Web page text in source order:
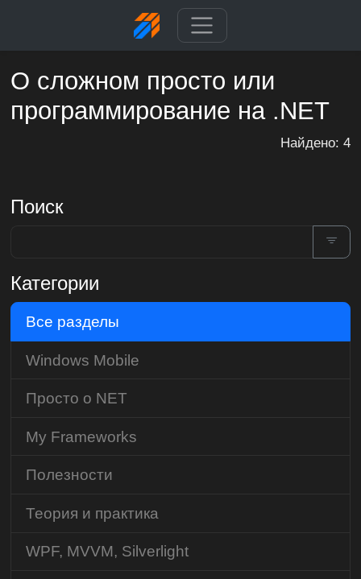
О сложном просто или
программирование на .NET
Найдено: 4
Поиск
Категории
Все разделы
Windows Mobile
Просто о NET
My Frameworks
Полезности
Теория и практика
WPF, MVVM, Silverlight